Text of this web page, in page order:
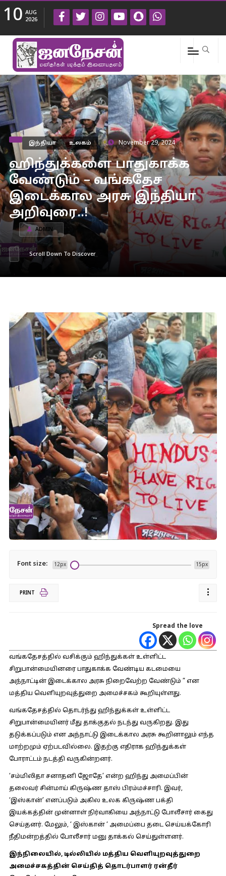
10 AUG
2026
இந்தியா உலகம் November 29, 2024
ஹிந்துக்களை பாதுகாக்க
வேண்டும் – வங்கதேச
இடைக்கால அரசு இந்தியா
அறிவுரை..!
ADMIN
Scroll Down To Discover
Font size: 12px 15px
PRINT
Spread the love
வங்கதேசத்தில் வசிக்கும் ஹிந்துக்கள் உள்ளிட்ட
சிறுபான்மையினரை பாதுகாக்க வேண்டிய கடமையை
அந்நாட்டின் இடைக்கால அரசு நிறைவேற்ற வேண்டும் ” என
மத்திய வெளியுறவுத்துறை அமைச்சகம் கூறியுள்ளது.
வங்கதேசத்தில் தொடர்ந்து ஹிந்துக்கள் உள்ளிட்ட
சிறுபான்மையினர் மீது தாக்குதல் நடந்து வருகிறது. இது
தடுக்கப்படும் என அந்நாட்டு இடைக்கால அரசு கூறினாலும் எந்த
மாற்றமும் ஏற்படவில்லை. இதற்கு எதிராக ஹிந்துக்கள்
போராட்டம் நடத்தி வருகின்றனர்.
‘சம்மிலிதா சனாதனி ஜோதே’ என்ற ஹிந்து அமைப்பின்
தலைவர் சின்மாய் கிருஷ்ண தாஸ் பிரம்மச்சாரி. இவர்,
‘இஸ்கான்’ எனப்படும் அகில உலக கிருஷ்ண பக்தி
இயக்கத்தின் முன்னாள் நிர்வாகியை அந்நாட்டு போலீசார் கைது
செய்தனர். மேலும், ‘ இஸ்கான் ‘ அமைப்பை தடை செய்யக்கோரி
நீதிமன்றத்தில் போலீசார் மனு தாக்கல் செய்துள்ளனர்.
இந்நிலையில், டில்லியில் மத்திய வெளியுறவுத்துறை
அமைச்சகத்தின் செய்தித் தொடர்பாளர் ரன்தீர்